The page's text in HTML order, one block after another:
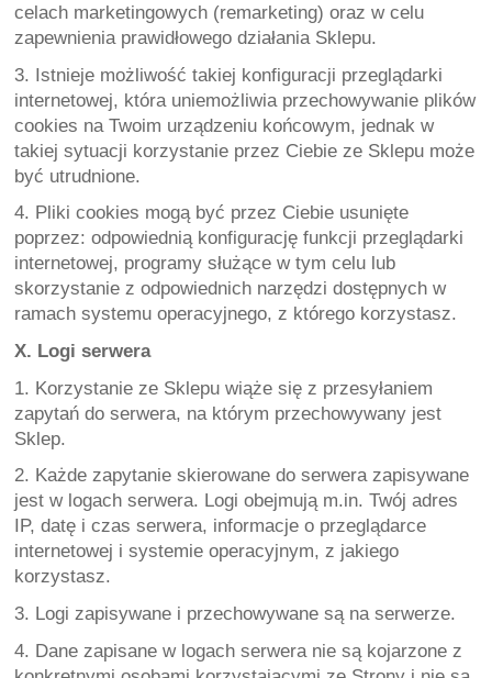
celach marketingowych (remarketing) oraz w celu
zapewnienia prawidłowego działania Sklepu.
3. Istnieje możliwość takiej konfiguracji przeglądarki
internetowej, która uniemożliwia przechowywanie plików
cookies na Twoim urządzeniu końcowym, jednak w
takiej sytuacji korzystanie przez Ciebie ze Sklepu może
być utrudnione.
4. Pliki cookies mogą być przez Ciebie usunięte
poprzez: odpowiednią konfigurację funkcji przeglądarki
internetowej, programy służące w tym celu lub
skorzystanie z odpowiednich narzędzi dostępnych w
ramach systemu operacyjnego, z którego korzystasz.
X. Logi serwera
1. Korzystanie ze Sklepu wiąże się z przesyłaniem
zapytań do serwera, na którym przechowywany jest
Sklep.
2. Każde zapytanie skierowane do serwera zapisywane
jest w logach serwera. Logi obejmują m.in. Twój adres
IP, datę i czas serwera, informacje o przeglądarce
internetowej i systemie operacyjnym, z jakiego
korzystasz.
3. Logi zapisywane i przechowywane są na serwerze.
4. Dane zapisane w logach serwera nie są kojarzone z